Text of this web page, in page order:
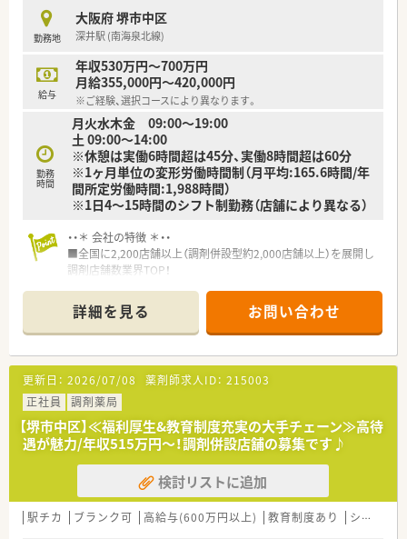
■月間の総労働時間は173時間と明確に定められており、それを
超えた分は残業代が支給されます。
■有給休暇は法で定められた消化義務という考え方のため、気兼
ねなく取得できる職場風土です。
【職場環境と雰囲気】
■スタッフの平均年齢が若く、20代から30代が中心となって活
気のある雰囲気を作っています。
■月に1回以上の頻度で飲み会が開催されるなど、社員同士のコ
ミュニケーションが活発です。
■経営者である30代の代表も現場の薬剤師として働いているた
め、何でも相談しやすい環境です。
勤務地
大阪府 堺市中区
深井駅 (南海泉北線)
給与
年収530万円～700万円
月給355,000円～420,000円
※ご経験、選択コースにより異なります。
勤務
時間
月火水木金 09:00〜19:00
土 09:00〜14:00
※休憩は実働6時間超は45分、実働8時間超は60分
※1ヶ月単位の変形労働時間制（月平均:165.6時間/年
間所定労働時間:1,988時間）
※1日4～15時間のシフト制勤務（店舗により異なる）
・・＊ 会社の特徴 ＊・・
■全国に2,200店舗以上（調剤併設型約2,000店舗以上）を展開し
調剤店舗数業界TOP！
頑張り次第で高給与も可能！
■経験や勤務コースによりますが、経験の少ない方でも500万前
半スタートと業界TOP水準！
■職種や職域に合わせ、豊富な社内研修や外部組織と連携した研
修を用意されています
■薬剤師が中心の会社だからこそ活躍できるキャリアパスが多
種多様に用意されています。
■店舗拡大に伴い、エリアマネジャーや営業部長等のマネジメン
トのポジションも増えます。
■在宅や教育等の専門性を活かせるスペシャリストを目指すこ
とも可能です。
■その他にも、管理部門や商品部門等の本社スタッフなど活動領
域は多種多様です。
■在宅実施店舗は年々増加しており、在宅医療へもしっかりと関
詳細を見る お問い合わせ
更新日： 2026/07/08 薬剤師求人ID： 215003
正社員
調剤薬局
【堺市中区】≪福利厚生&教育制度充実の大手チェーン≫高待
遇が魅力/年収515万円～！調剤併設店舗の募集です♪
検討リストに追加
駅チカ ブランク可 高給与(600万円以上) 教育制度あり シフト制